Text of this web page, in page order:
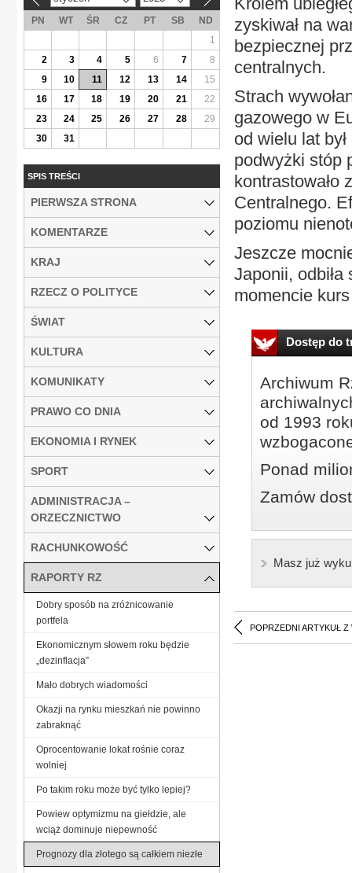
zyskiwał na
bezpiecznej
centralnych.
Strach
gazowego w
od wielu lat
podwyżki stóp
kontrastowało
Centralnego.
poziomu
Jeszcze
Japonii,
momencie
Dostęp do
Archiwum
od 1993
Ponad
Zamów
Masz już
POPRZEDNI ARTYKUŁ Z
PN WT ŚR CZ PT SB
ND
1
2
3 4 5 6 7
8
9
10 11 12 13 14
15
16
17 18 19 20 21
22
23
24 25 26 27 28
29
30
31
SPIS TREŚCI
PIERWSZA STRONA
KOMENTARZE
KRAJ
RZECZ O POLITYCE
ŚWIAT
KULTURA
KOMUNIKATY
PRAWO CO DNIA
EKONOMIA I RYNEK
SPORT
ADMINISTRACJA –
ORZECZNICTWO
RACHUNKOWOŚĆ
RAPORTY RZ
Dobry sposób na zróżnicowanie
portfela
Ekonomicznym słowem roku będzie
„dezinflacja”
Mało dobrych wiadomości
Okazji na rynku mieszkań nie powinno
zabraknąć
Oprocentowanie lokat rośnie coraz
wolniej
Po takim roku może być tylko lepiej?
Powiew optymizmu na giełdzie, ale
wciąż dominuje niepewność
Prognozy dla złotego są całkiem niezłe